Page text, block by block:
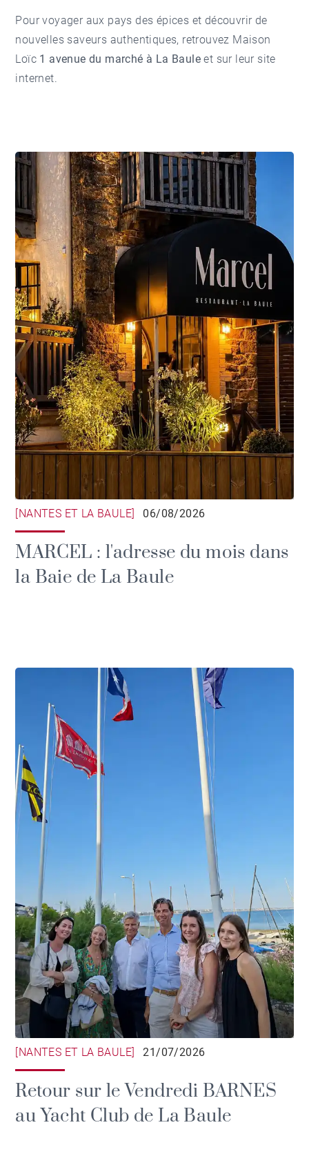
Pour voyager aux pays des épices et découvrir de
nouvelles saveurs authentiques, retrouvez Maison
Loïc 1 avenue du marché à La Baule et sur leur site
internet.
[NANTES ET LA BAULE] 06/08/2026
MARCEL : l'adresse du mois dans
la Baie de La Baule
[NANTES ET LA BAULE] 21/07/2026
Retour sur le Vendredi BARNES
au Yacht Club de La Baule